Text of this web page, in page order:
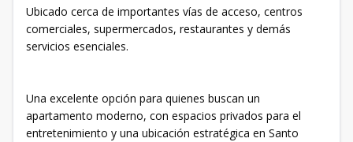
Ubicado cerca de importantes vías de acceso, centros
comerciales, supermercados, restaurantes y demás
servicios esenciales.
Una excelente opción para quienes buscan un
apartamento moderno, con espacios privados para el
entretenimiento y una ubicación estratégica en Santo